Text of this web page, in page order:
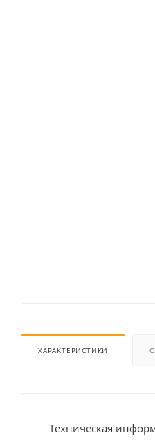
ХАРАКТЕРИСТИКИ
Техническая